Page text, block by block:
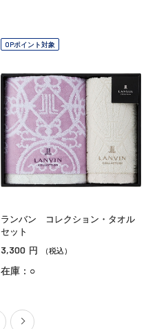
OPポイント対象
ランバン コレクション・タオル
セット
3,300 円 （税込）
在庫：○